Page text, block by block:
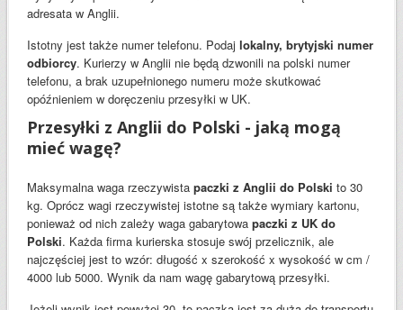
adresata w Anglii.
Istotny jest także numer telefonu. Podaj lokalny, brytyjski numer
odbiorcy. Kurierzy w Anglii nie będą dzwonili na polski numer
telefonu, a brak uzupełnionego numeru może skutkować
opóźnieniem w doręczeniu przesyłki w UK.
Przesyłki z Anglii do Polski - jaką mogą
mieć wagę?
Maksymalna waga rzeczywista paczki z Anglii do Polski to 30
kg. Oprócz wagi rzeczywistej istotne są także wymiary kartonu,
ponieważ od nich zależy waga gabarytowa paczki z UK do
Polski. Każda firma kurierska stosuje swój przelicznik, ale
najczęściej jest to wzór: długość x szerokość x wysokość w cm /
4000 lub 5000. Wynik da nam wagę gabarytową przesyłki.